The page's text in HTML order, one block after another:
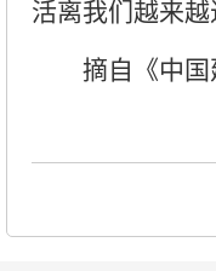
活离我们越来越
摘自《中国